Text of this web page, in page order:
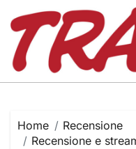
content
Home
Recensione
Recensione e